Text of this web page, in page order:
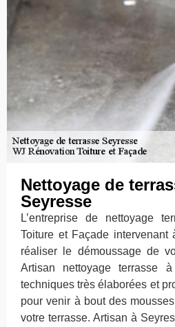
Nettoyage de
Seyresse
L’entreprise de nettoyage
Toiture et Façade
réaliser le démoussage de
Artisan nettoyage terrasse
techniques très élaborées et
pour venir à bout des
votre terrasse. Artisan à